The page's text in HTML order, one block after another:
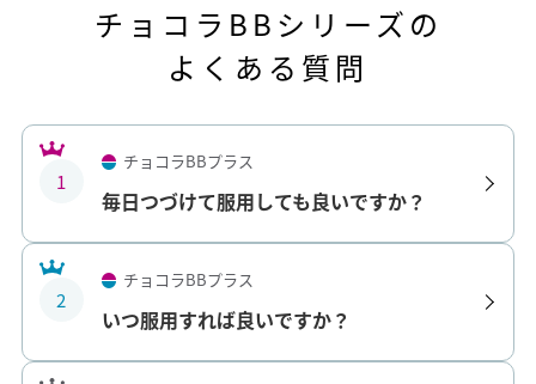
チョコラBBシリーズの
よくある質問
1
チョコラBBプラス
毎日つづけて服用しても良いですか？
2
チョコラBBプラス
いつ服用すれば良いですか？